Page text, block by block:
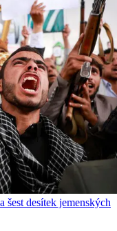
šest desítek jemenských